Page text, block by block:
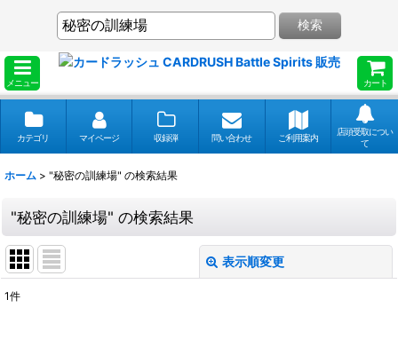
メニュー カート
検索
カテゴリ マイページ 収録弾 問い合わせ ご利用案内
店頭受取につい
て
ホーム > "秘密の訓練場" の検索結果
"秘密の訓練場" の検索結果
表示順変更
1件